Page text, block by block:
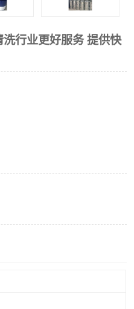
行业更好服务 提供快